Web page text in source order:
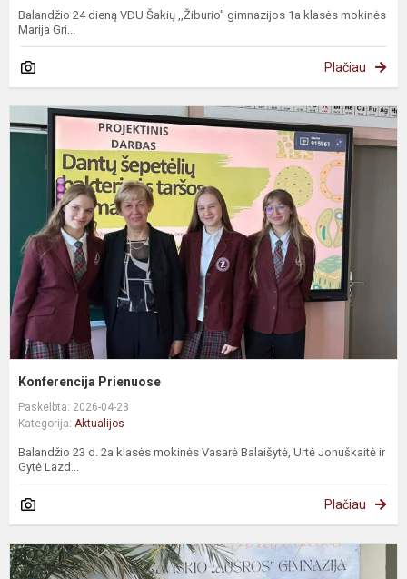
Balandžio 24 dieną VDU Šakių ,,Žiburio" gimnazijos 1a klasės mokinės
Marija Gri...
Plačiau
Konferencija Prienuose
Paskelbta: 2026-04-23
Kategorija: Aktualijos
Balandžio 23 d. 2a klasės mokinės Vasarė Balaišytė, Urtė Jonuškaitė ir
Gytė Lazd...
Plačiau